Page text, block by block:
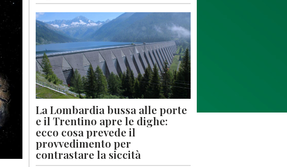
La Lombardia bussa alle porte
e il Trentino apre le dighe:
ecco cosa prevede il
provvedimento per
contrastare la siccità